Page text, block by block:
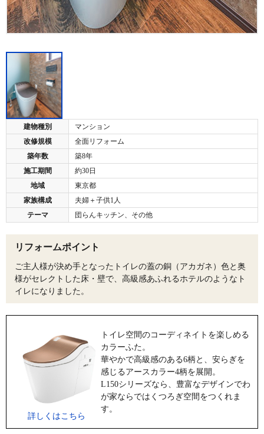
建物種別
マンション
改修規模
全面リフォーム
築年数
築8年
施工期間
約30日
地域
東京都
家族構成
夫婦＋子供1人
テーマ
団らんキッチン、その他
リフォームポイント
ご主人様が決め手となったトイレの蓋の銅（アカガネ）色と奥
様がセレクトした床・壁で、高級感あふれるホテルのようなト
イレになりました。
詳しくはこちら
トイレ空間のコーディネイトを楽しめる
カラーふた。
華やかで高級感のある6柄と、安らぎを
感じるアースカラー4柄を展開。
L150シリーズなら、豊富なデザインでわ
が家ならではくつろぎ空間をつくれま
す。